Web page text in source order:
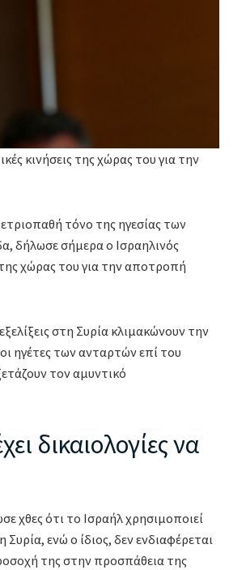
κινήσεις της χώρας του για την
τόνο της ηγεσίας των
δήλωσε σήμερα ο Ισραηλινός
χώρας του για την αποτροπή
στη Συρία κλιμακώνουν την
ηγέτες των ανταρτών επί του
τον αμυντικό
δικαιολογίες να
χθες ότι το Ισραήλ χρησιμοποιεί
ενώ ο ίδιος, δεν ενδιαφέρεται
της στην προσπάθεια της